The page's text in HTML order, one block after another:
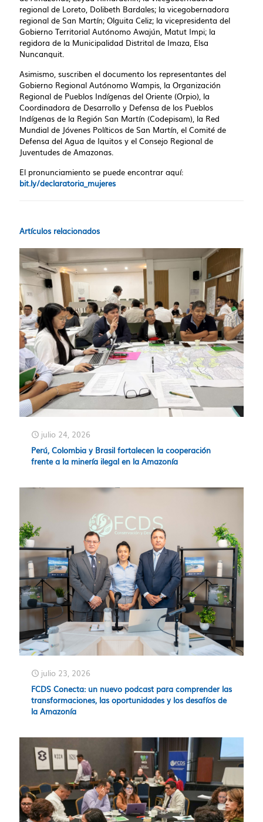
regional de Loreto, Dolibeth Bardales; la vicegobernadora
regional de San Martín; Olguita Celiz; la vicepresidenta del
Gobierno Territorial Autónomo Awajún, Matut Impi; la
regidora de la Municipalidad Distrital de Imaza, Elsa
Nuncanquit.
Asimismo, suscriben el documento los representantes del
Gobierno Regional Autónomo Wampis, la Organización
Regional de Pueblos Indígenas del Oriente (Orpio), la
Coordinadora de Desarrollo y Defensa de los Pueblos
Indígenas de la Región San Martín (Codepisam), la Red
Mundial de Jóvenes Políticos de San Martín, el Comité de
Defensa del Agua de Iquitos y el Consejo Regional de
Juventudes de Amazonas.
El pronunciamiento se puede encontrar aquí:
bit.ly/declaratoria_mujeres
Artículos relacionados
julio 24, 2026
Perú, Colombia y Brasil fortalecen la cooperación
frente a la minería ilegal en la Amazonía
julio 23, 2026
FCDS Conecta: un nuevo podcast para comprender las
transformaciones, las oportunidades y los desafíos de
la Amazonía